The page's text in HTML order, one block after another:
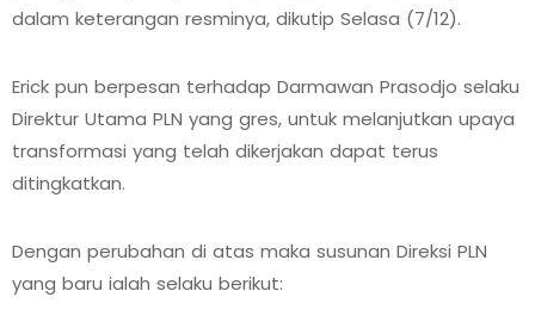
dalam keterangan resminya, dikutip Selasa (7/12).
Erick pun berpesan terhadap Darmawan Prasodjo selaku
Direktur Utama PLN yang gres, untuk melanjutkan upaya
transformasi yang telah dikerjakan dapat terus
ditingkatkan.
Dengan perubahan di atas maka susunan Direksi PLN
yang baru ialah selaku berikut: